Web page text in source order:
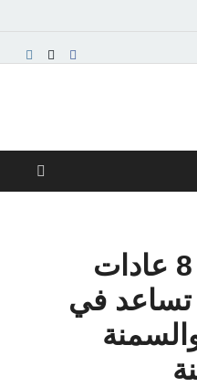
يقول الأطباء إن 8 عادات
تساعد في